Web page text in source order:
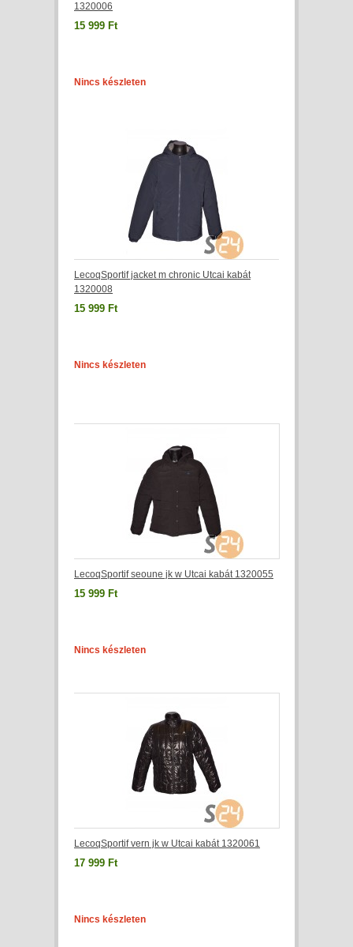
1320006
15 999 Ft
Nincs készleten
LecoqSportif jacket m chronic Utcai kabát
1320008
15 999 Ft
Nincs készleten
LecoqSportif seoune jk w Utcai kabát 1320055
15 999 Ft
Nincs készleten
LecoqSportif vern jk w Utcai kabát 1320061
17 999 Ft
Nincs készleten